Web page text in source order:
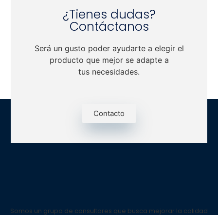
¿Tienes dudas?
Contáctanos
Será un gusto poder ayudarte a elegir el
producto que mejor se adapte a
tus necesidades.
Contacto
Somos un grupo de consultores que busca mejorar la calidad